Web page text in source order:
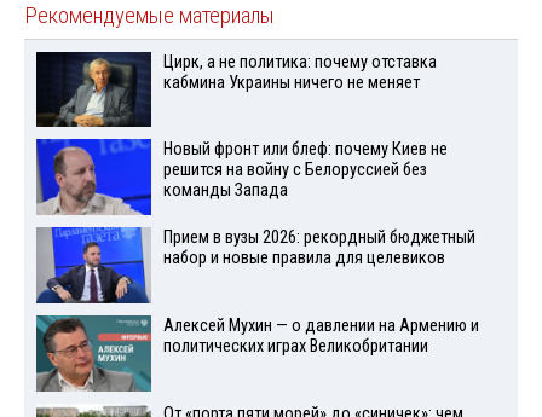
Рекомендуемые материалы
Цирк, а не политика: почему отставка
кабмина Украины ничего не меняет
Новый фронт или блеф: почему Киев не
решится на войну с Белоруссией без
команды Запада
Прием в вузы 2026: рекордный бюджетный
набор и новые правила для целевиков
Алексей Мухин — о давлении на Армению и
политических играх Великобритании